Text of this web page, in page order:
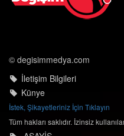
© degisimmedya.com
İletişim Bilgileri
Künye
İstek, Şikayetleriniz İçin Tıklayın